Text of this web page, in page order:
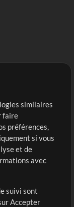
similaires
faire
préférences,
si vous
et de
avec
suivi sont
Accepter